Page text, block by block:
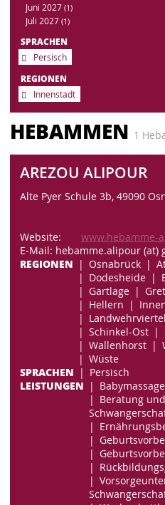
Juni 2027 (1)
Juli 2027 (1)
SPRACHEN
Persisch
REGIONEN
Innenstadt
HEBAMMEN 1
AREZOU ALIPOUR
Alte Pyer Schule 3b, 49090
Website:
www.hebamme-
E-Mail: hebamme.alipour (at)
REGIONEN
Osnabrück
Dodesheide
Gartlage
Hellern
Landwehrviertel
Schinkel-Ost
Wallenhorst
Wüste
SPRACHEN
Persisch
LEISTUNGEN
Babymassage
Beratung